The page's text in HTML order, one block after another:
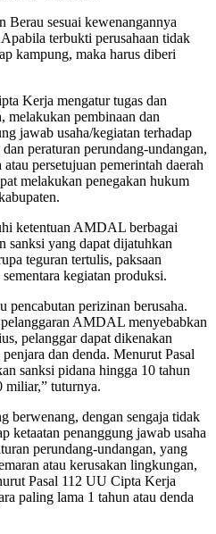
Berau sesuai kewenangannya
terbukti perusahaan tidak
kampung, maka harus diberi
Kerja mengatur tugas dan
melakukan pembinaan dan
jawab usaha/kegiatan terhadap
peraturan perundang-undangan,
persetujuan pemerintah daerah
melakukan penegakan hukum
ketentuan AMDAL berbagai
sanksi yang dapat dijatuhkan
teguran tertulis, paksaan
kegiatan produksi.
pencabutan perizinan berusaha.
AMDAL menyebabkan
pelanggar dapat dikenakan
dan denda. Menurut Pasal
sanksi pidana hingga 10 tahun
miliar,” tuturnya.
berwenang, dengan sengaja tidak
ketaatan penanggung jawab usaha
perundang-undangan, yang
atau kerusakan lingkungan,
Pasal 112 UU Cipta Kerja
paling lama 1 tahun atau denda